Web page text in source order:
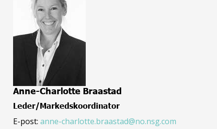
Anne-Charlotte Braastad
Leder/Markedskoordinator
E-post: anne-charlotte.braastad@no.nsg.com